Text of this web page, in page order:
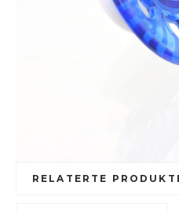
RELATERTE